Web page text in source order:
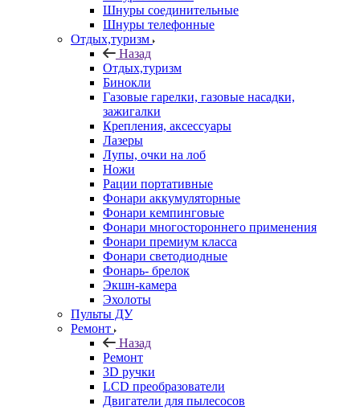
Шнуры соединительные
Шнуры телефонные
Отдых,туризм
Назад
Отдых,туризм
Бинокли
Газовые гарелки, газовые насадки,
зажигалки
Крепления, аксессуары
Лазеры
Лупы, очки на лоб
Ножи
Рации портативные
Фонари аккумуляторные
Фонари кемпинговые
Фонари многостороннего применения
Фонари премиум класса
Фонари светодиодные
Фонарь- брелок
Экшн-камера
Эхолоты
Пульты ДУ
Ремонт
Назад
Ремонт
3D ручки
LCD преобразователи
Двигатели для пылесосов